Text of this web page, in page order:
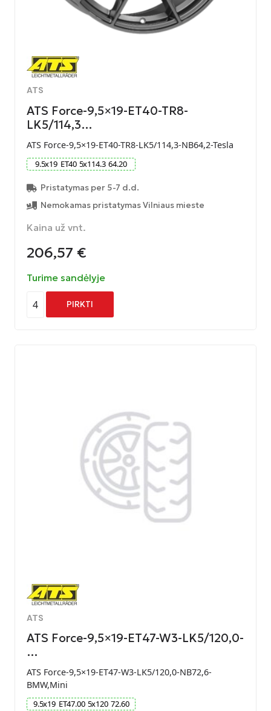
ATS
ATS Force-9,5×19-ET40-TR8-
LK5/114,3…
ATS Force-9,5×19-ET40-TR8-LK5/114,3-NB64,2-Tesla
9.5x19 ET40 5x114.3 64.20
Pristatymas per 5-7 d.d.
Nemokamas pristatymas Vilniaus mieste
Kaina už vnt.
206,57 €
Turime sandėlyje
4 PIRKTI
ATS
ATS Force-9,5×19-ET47-W3-LK5/120,0-
…
ATS Force-9,5×19-ET47-W3-LK5/120,0-NB72,6-
BMW,Mini
9.5x19 ET47.00 5x120 72.60